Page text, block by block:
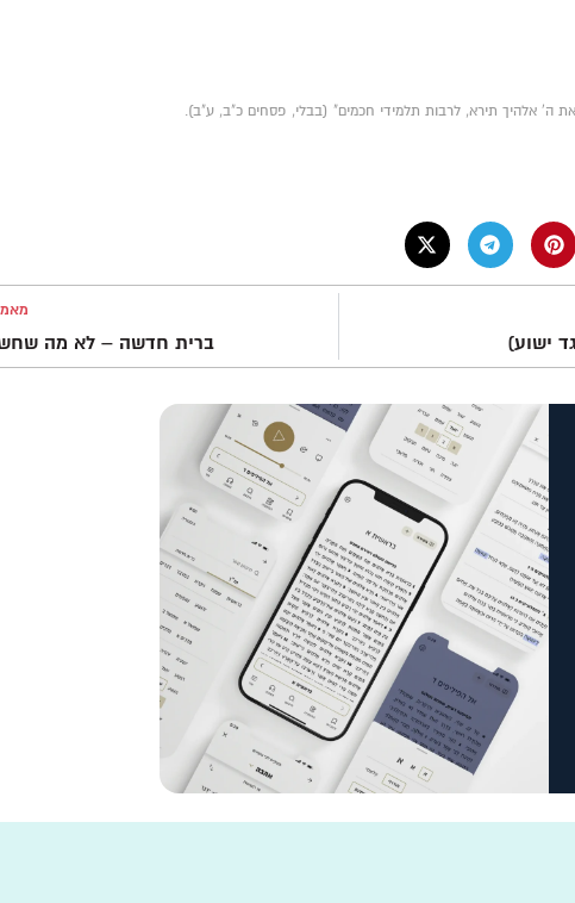
ישוע) ברית חדשה – לא מה